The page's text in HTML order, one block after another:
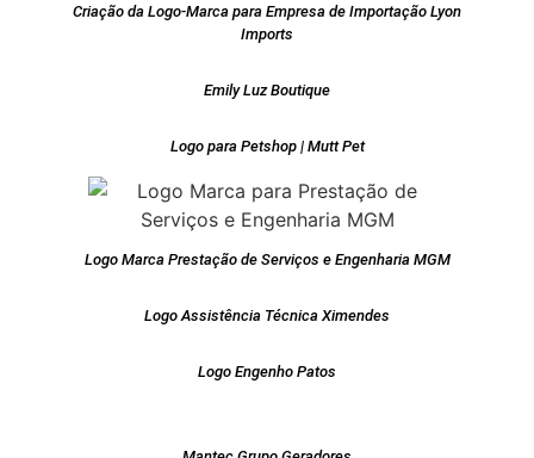
Criação da Logo-Marca para Empresa de Importação Lyon
Imports
Emily Luz Boutique
Logo para Petshop | Mutt Pet
Logo Marca Prestação de Serviços e Engenharia MGM
Logo Assistência Técnica Ximendes
Logo Engenho Patos